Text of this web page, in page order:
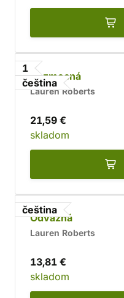
1
čeština
Bezmocná
Lauren Roberts
21,59 €
skladom
čeština
Odvážná
Lauren Roberts
13,81 €
skladom